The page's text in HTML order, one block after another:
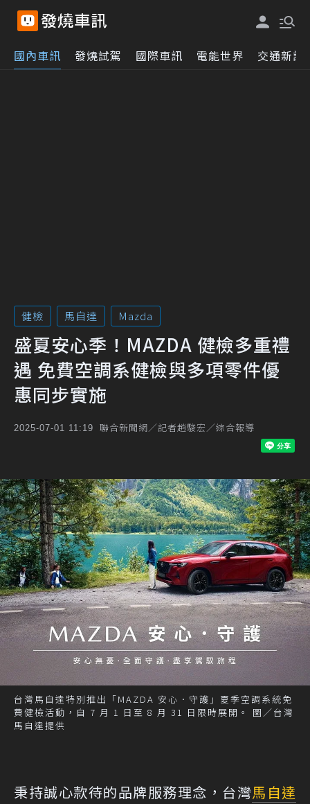
國內車訊 發燒試駕 國際車訊 電能世界 交通新訊
健檢 馬自達 Mazda
盛夏安心季！MAZDA 健檢多重禮
遇 免費空調系健檢與多項零件優
惠同步實施
2025-07-01 11:19 聯合新聞網／記者趙駿宏／綜合報導
台灣馬自達特別推出「MAZDA 安心．守護」夏季空調系統免
費健檢活動，自 7 月 1 日至 8 月 31 日限時展開。 圖／台灣
馬自達提供
秉持誠心款待的品牌服務理念，台灣馬自達